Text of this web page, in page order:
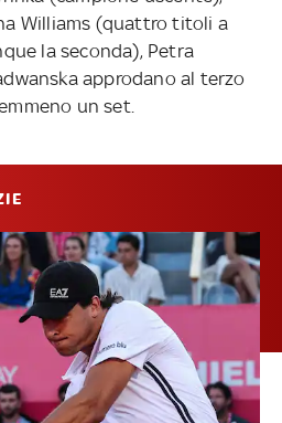
Williams (quattro titoli a
la seconda), Petra
approdano al terzo
un set.